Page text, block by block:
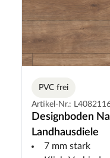
PVC frei
Artikel-Nr.:
Designboden
Landhausdiele
7 mm stark